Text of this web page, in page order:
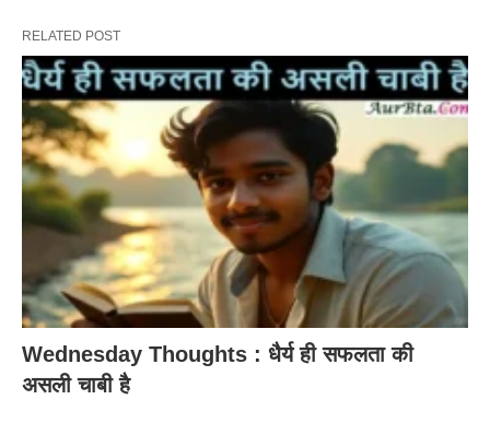
RELATED POST
Wednesday Thoughts : धैर्य ही सफलता की
असली चाबी है